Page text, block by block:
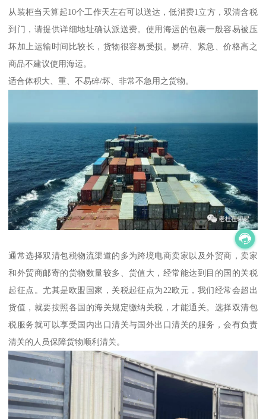
从装柜当天算起10个工作天左右可以送达，低消费1立方，双清含税
到门，请提供详细地址确认派送费。使用海运的包裹一般容易被压
坏加上运输时间比较长，货物很容易受损。易碎、紧急、价格高之
商品不建议使用海运。
适合体积大、重、不易碎/坏、非常不急用之货物。
通常选择双清包税物流渠道的多为跨境电商卖家以及外贸商，卖家
和外贸商邮寄的货物数量较多、货值大，经常能达到目的国的关税
起征点。尤其是欧盟国家，关税起征点为22欧元，我们经常会超出
货值，就要按照各国的海关规定缴纳关税，才能通关。选择双清包
税服务就可以享受国内出口清关与国外出口清关的服务，会有负责
清关的人员保障货物顺利清关。